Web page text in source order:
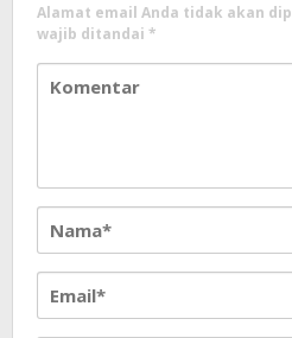
Alamat email Anda tidak akan
wajib ditandai *